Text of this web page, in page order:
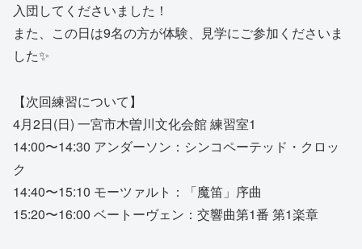
入団してくださいました！
また、この日は9名の方が体験、見学にご参加くださいま
した✨
【次回練習について】
4月2日(日) 一宮市木曽川文化会館 練習室1
14:00〜14:30 アンダーソン：シンコペーテッド・クロッ
ク
14:40〜15:10 モーツァルト：「魔笛」序曲
15:20〜16:00 ベートーヴェン：交響曲第1番 第1楽章